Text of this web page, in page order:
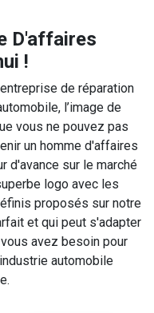
D'affaires
!
de réparation
l’image de
vous ne pouvez pas
un homme d'affaires
d'avance sur le marché
logo avec les
proposés sur notre
et qui peut s'adapter
avez besoin pour
automobile